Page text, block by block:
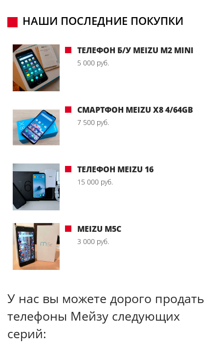
НАШИ ПОСЛЕДНИЕ ПОКУПКИ
ТЕЛЕФОН Б/У MEIZU M2 MINI
5 000 руб.
СМАРТФОН MEIZU X8 4/64GB
7 500 руб.
ТЕЛЕФОН MEIZU 16
15 000 руб.
MEIZU M5C
3 000 руб.
У нас вы можете дорого продать
телефоны Мейзу следующих
серий: